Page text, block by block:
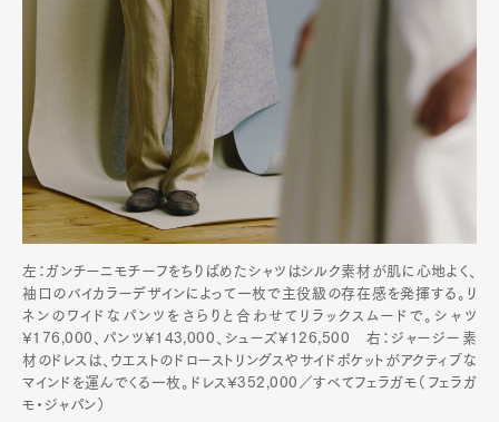
左：ガンチーニモチーフをちりばめたシャツはシルク素材が肌に心地よく、
袖口のバイカラーデザインによって一枚で主役級の存在感を発揮する。リ
ネンのワイドなパンツをさらりと合わせてリラックスムードで。シャツ
¥176,000、パンツ¥143,000、シューズ¥126,500 右：ジャージー素
材のドレスは、ウエストのドローストリングスやサイドポケットがアクティブな
マインドを運んでくる一枚。ドレス¥352,000／すべてフェラガモ（フェラガ
モ・ジャパン）